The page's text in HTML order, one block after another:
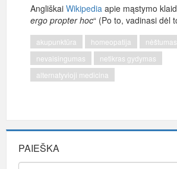
Angliškai Wikipedia apie mąstymo
ergo propter hoc“ (Po to, vadinasi dėl
akupunktūra homeopatija
nėštumas
nevaisingumas
netikras gydymas
alternatyvioji medicina
PAIEŠKA